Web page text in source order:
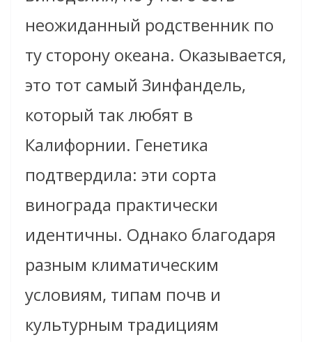
неожиданный родственник по
ту сторону океана. Оказывается,
это тот самый Зинфандель,
который так любят в
Калифорнии. Генетика
подтвердила: эти сорта
винограда практически
идентичны. Однако благодаря
разным климатическим
условиям, типам почв и
культурным традициям